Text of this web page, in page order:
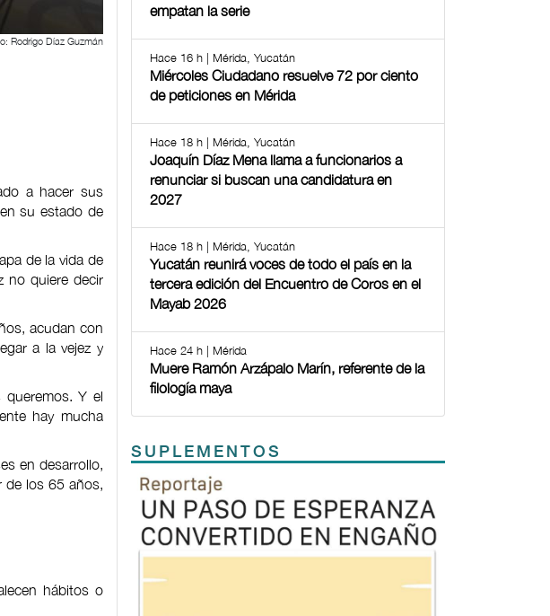
Rodrigo Díaz Guzmán
a hacer sus
su estado de
de la vida de
no quiere decir
acudan con
a la vejez y
queremos. Y el
hay mucha
en desarrollo,
de los 65 años,
hábitos o
empatan la serie
Hace 16 h | Mérida, Yucatán
Miércoles Ciudadano resuelve 72 por ciento
de peticiones en Mérida
Hace 18 h | Mérida, Yucatán
Joaquín Díaz Mena llama a funcionarios a
renunciar si buscan una candidatura en
2027
Hace 18 h | Mérida, Yucatán
Yucatán reunirá voces de todo el país en la
tercera edición del Encuentro de Coros en el
Mayab 2026
Hace 24 h | Mérida
Muere Ramón Arzápalo Marín, referente de la
filología maya
SUPLEMENTOS
Previous
TODOS LOS SUPLEMENTOS